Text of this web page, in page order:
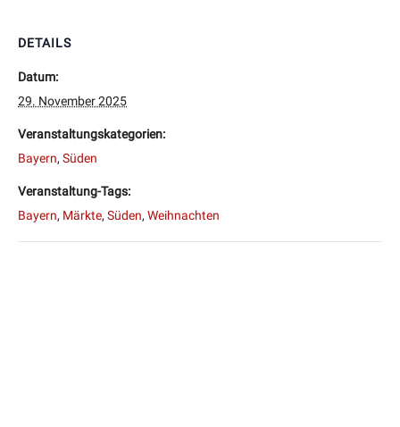
DETAILS
Datum:
29. November 2025
Veranstaltungskategorien:
Bayern, Süden
Veranstaltung-Tags:
Bayern, Märkte, Süden, Weihnachten